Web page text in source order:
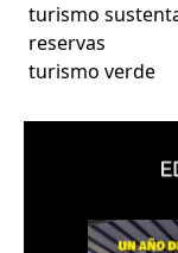
turismo
reservas
turismo verde